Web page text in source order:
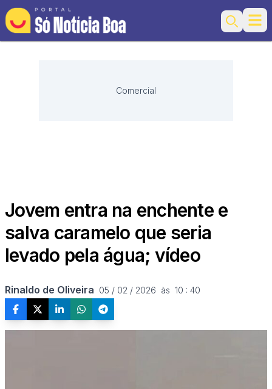
Search
Comercial
Jovem entra na enchente e
salva caramelo que seria
levado pela água; vídeo
Rinaldo de Oliveira 05 / 02 / 2026  às  10 : 40